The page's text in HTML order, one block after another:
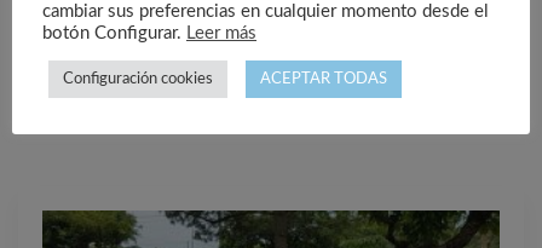
Artículos relacionados
cambiar sus preferencias en cualquier momento desde el
botón Configurar. Leer más
Configuración cookies ACEPTAR TODAS